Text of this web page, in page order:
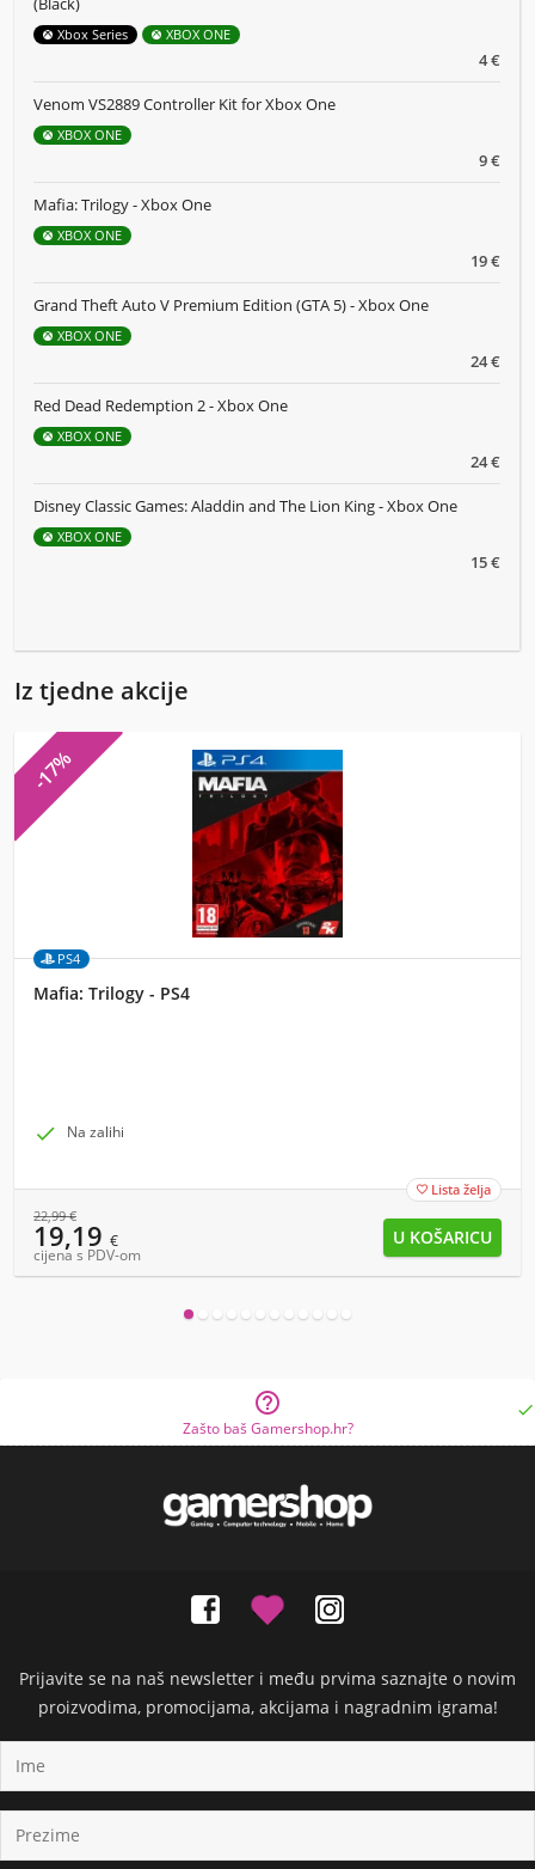
4 €
Xbox Series XBOX ONE
9 €
Venom VS2889 Controller Kit for Xbox One
XBOX ONE
19 €
Mafia: Trilogy - Xbox One
XBOX ONE
24 €
Grand Theft Auto V Premium Edition (GTA 5) - Xbox One
XBOX ONE
24 €
Red Dead Redemption 2 - Xbox One
XBOX ONE
15 €
Disney Classic Games: Aladdin and The Lion King - Xbox One
XBOX ONE
Iz tjedne akcije
-17%
PS4
Mafia: Trilogy - PS4
 Na zalihi
 Lista želja
22,99€
19,19 €
cijena s PDV-om

Zašto baš Gamershop.hr?

Prijavite se na naš newsletter i među prvima saznajte o novim
proizvodima, promocijama, akcijama i nagradnim igrama!